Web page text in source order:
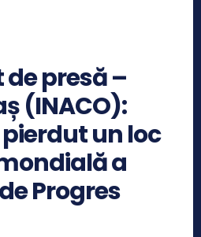
presă –
(INACO):
un loc
a
Progres